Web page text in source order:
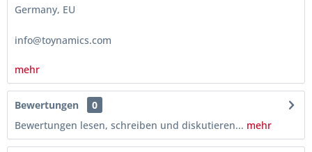
Germany, EU
info@toynamics.com
mehr
Bewertungen
0
Bewertungen lesen, schreiben und diskutieren... mehr